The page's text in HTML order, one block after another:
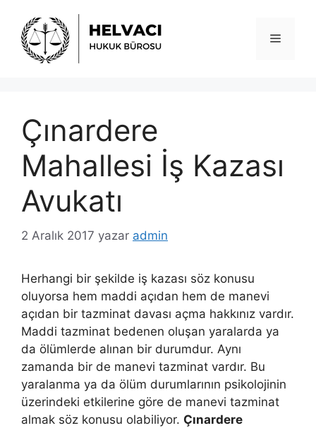
Menü
Çınardere
Mahallesi İş Kazası
Avukatı
2 Aralık 2017 yazar admin
Herhangi bir şekilde iş kazası söz konusu
oluyorsa hem maddi açıdan hem de manevi
açıdan bir tazminat davası açma hakkınız vardır.
Maddi tazminat bedenen oluşan yaralarda ya
da ölümlerde alınan bir durumdur. Aynı
zamanda bir de manevi tazminat vardır. Bu
yaralanma ya da ölüm durumlarının psikolojinin
üzerindeki etkilerine göre de manevi tazminat
almak söz konusu olabiliyor. Çınardere